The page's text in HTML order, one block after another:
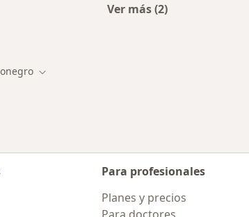
Ver más (2)
de ciudadCambiar de ciudad
Para profesionales
Planes y precios